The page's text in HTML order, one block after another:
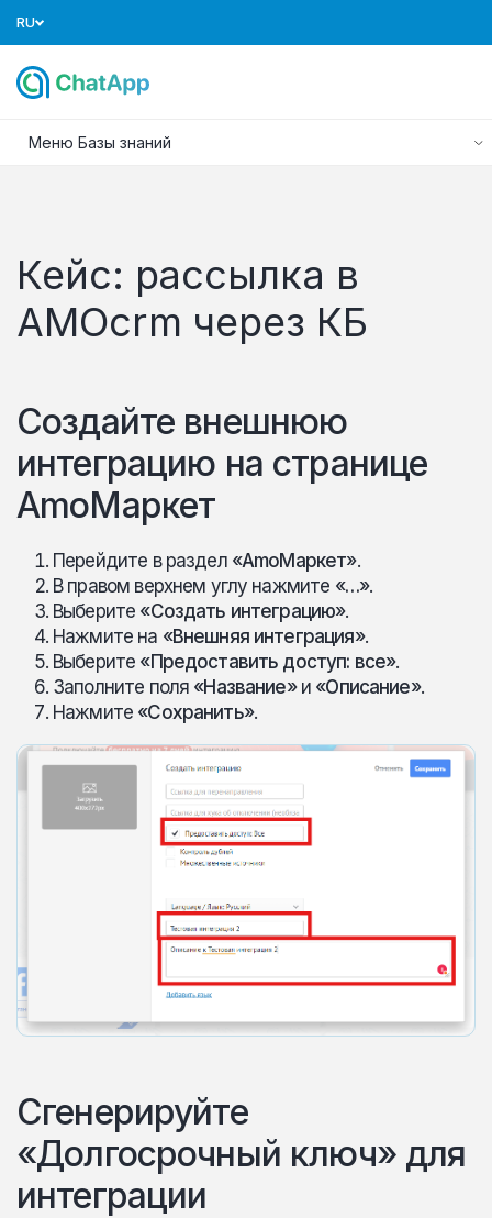
RU
Меню Базы знаний
Кейс: рассылка в
AMOcrm через КБ
Создайте внешнюю
интеграцию на странице
AmoМаркет
Перейдите в раздел «AmoМаркет».
В правом верхнем углу нажмите «…».
Выберите «Создать интеграцию».
Нажмите на «Внешняя интеграция».
Выберите «Предоставить доступ: все».
Заполните поля «Название»и «Описание».
Нажмите «Сохранить».
Сгенерируйте
«Долгосрочный ключ» для
интеграции